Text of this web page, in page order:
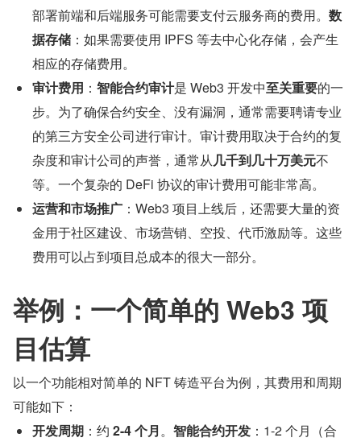
部署前端和后端服务可能需要支付云服务商的费用。 数
据存储 ：如果需要使用 IPFS 等去中心化存储，会产生
相应的存储费用。
审计费用 ： 智能合约审计是 Web3 开发中至关重要的一
步。为了确保合约安全、没有漏洞，通常需要聘请专业
的第三方安全公司进行审计。审计费用取决于合约的复
杂度和审计公司的声誉，通常从 几千到几十万美元不
等。一个复杂的 DeFi 协议的审计费用可能非常高。
运营和市场推广 ：Web3 项目上线后，还需要大量的资
金用于社区建设、市场营销、空投、代币激励等。这些
费用可以占到项目总成本的很大一部分。
举例：一个简单的 Web3 项
目估算
以一个功能相对简单的 NFT 铸造平台为例，其费用和周期
可能如下：
开发周期 ：约 2-4 个月 。 智能合约开发 ：1-2 个月（合